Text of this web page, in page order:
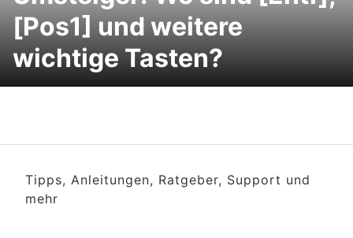
[Pos1] und weitere
wichtige Tasten?
Tipps, Anleitungen, Ratgeber, Support und
mehr